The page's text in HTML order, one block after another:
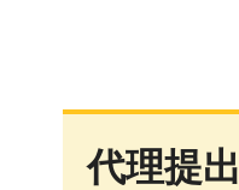
代理提出